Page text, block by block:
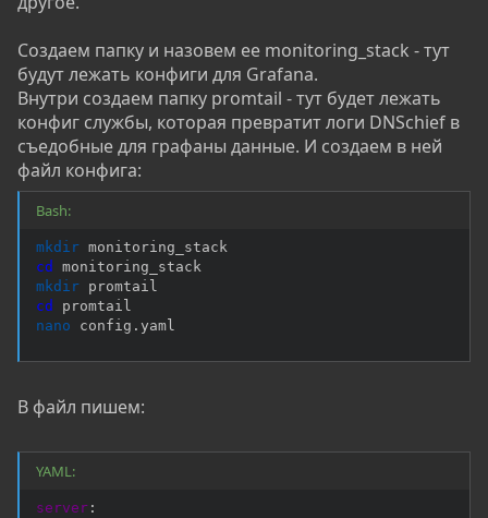
Создаем папку и назовем ее monitoring_stack - тут
будут лежать конфиги для Grafana.
Внутри создаем папку promtail - тут будет лежать
конфиг службы, которая превратит логи DNSchief в
съедобные для графаны данные. И создаем в ней
файл конфига:
Bash:
mkdir
cd
mkdir
cd
nano config.yaml
В файл пишем:
YAML:
server :